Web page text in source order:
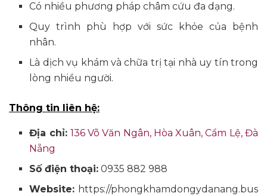
Có nhiều phương pháp châm cứu đa dạng.
Quy trình phù hợp với sức khỏe của bệnh
nhân.
Là dịch vụ khám và chữa trị tại nhà uy tín trong
lòng nhiều người.
Thông tin liên hệ:
Địa chỉ: 136 Võ Văn Ngân, Hòa Xuân, Cẩm Lệ, Đà
Nẵng
Số điện thoại: 0935 882 988
Website: https://phongkhamdongydanang.bus